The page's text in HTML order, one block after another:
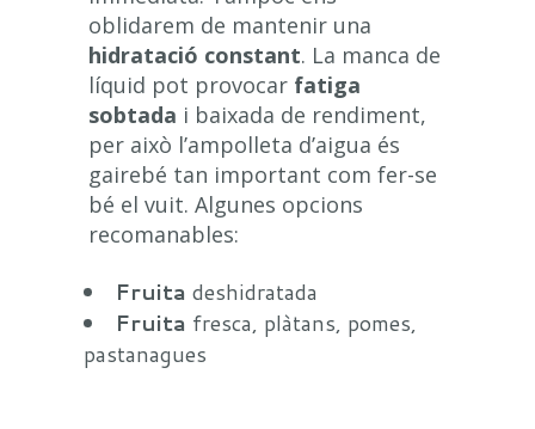
oblidarem de mantenir una
hidratació constant. La manca de
líquid pot provocar fatiga
sobtada i baixada de rendiment,
per això l’ampolleta d’aigua és
gairebé tan important com fer-se
bé el vuit. Algunes opcions
recomanables:
Fruita deshidratada
Fruita fresca, plàtans, pomes,
pastanagues